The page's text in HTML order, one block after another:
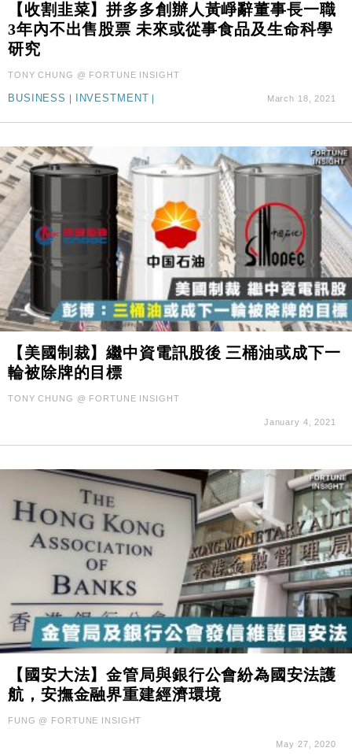
【收割韭菜】拼多多創辦人黃崢辭董事長一職
3年內不出售股票 未來或從事食品及生命科學
研究
TONY CHUNG @ FORTUNE INSIGHT
BUSINESS INVESTMENT March 18, 2021
【美國制裁】繼中資電訊股後 三桶油或成下一
輪被除牌的目標
TONY CHUNG @ FORTUNE INSIGHT
January 4, 2021
【國安大法】金管局與銀行公會紛為國安法護
航，安撫金融界重建經濟環境
FUNG @ FORTUNE INSIGHT
May 27, 2020